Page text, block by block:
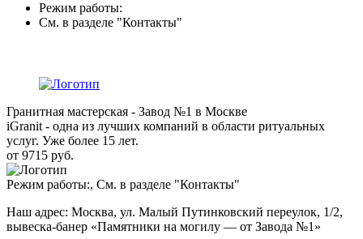
Режим работы:
См. в разделе "Контакты"
Гранитная мастерская - Завод №1 в Москве
iGranit - одна из лучших компаний в области ритуальных
услуг. Уже более 15 лет.
от 9715 руб.
Режим работы:, См. в разделе "Контакты"
Наш адрес: Москва, ул. Малый Путинковский переулок, 1/2,
вывеска-банер «Памятники на могилу — от Завода №1»